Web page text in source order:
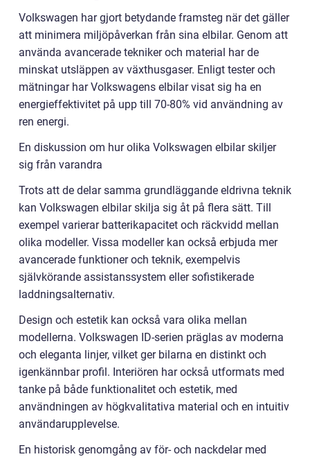
Volkswagen har gjort betydande framsteg när det gäller
att minimera miljöpåverkan från sina elbilar. Genom att
använda avancerade tekniker och material har de
minskat utsläppen av växthusgaser. Enligt tester och
mätningar har Volkswagens elbilar visat sig ha en
energieffektivitet på upp till 70-80% vid användning av
ren energi.
En diskussion om hur olika Volkswagen elbilar skiljer
sig från varandra
Trots att de delar samma grundläggande eldrivna teknik
kan Volkswagen elbilar skilja sig åt på flera sätt. Till
exempel varierar batterikapacitet och räckvidd mellan
olika modeller. Vissa modeller kan också erbjuda mer
avancerade funktioner och teknik, exempelvis
självkörande assistanssystem eller sofistikerade
laddningsalternativ.
Design och estetik kan också vara olika mellan
modellerna. Volkswagen ID-serien präglas av moderna
och eleganta linjer, vilket ger bilarna en distinkt och
igenkännbar profil. Interiören har också utformats med
tanke på både funktionalitet och estetik, med
användningen av högkvalitativa material och en intuitiv
användarupplevelse.
En historisk genomgång av för- och nackdelar med